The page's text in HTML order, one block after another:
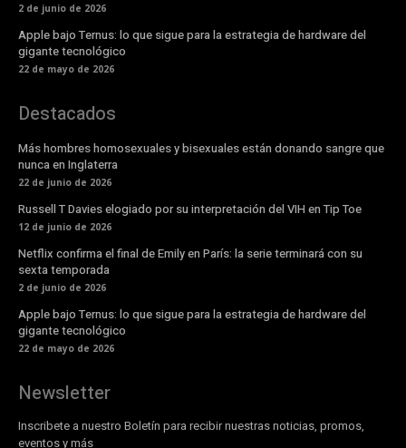
2 de junio de 2026
Apple bajo Ternus: lo que sigue para la estrategia de hardware del
gigante tecnológico
22 de mayo de 2026
Destacados
Más hombres homosexuales y bisexuales están donando sangre que
nunca en Inglaterra
22 de junio de 2026
Russell T Davies elogiado por su interpretación del VIH en Tip Toe
12 de junio de 2026
Netflix confirma el final de Emily en París: la serie terminará con su
sexta temporada
2 de junio de 2026
Apple bajo Ternus: lo que sigue para la estrategia de hardware del
gigante tecnológico
22 de mayo de 2026
Newsletter
Inscribete a nuestro Boletín para recibir nuestras noticias, promos,
eventos y más